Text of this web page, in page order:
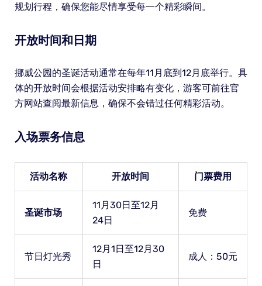
规划行程，确保您能尽情享受每一个精彩瞬间。
开放时间和日期
挪威公园的圣诞活动通常在每年11月底到12月底举行。具
体的开放时间会根据活动安排略有变化，游客可前往官
方网站查阅最新信息，确保不会错过任何精彩活动。
入场票务信息
活动名称 开放时间 门票费用
圣诞市场
11月30日至12月
24日
免费
节日灯光秀
12月1日至12月30
日
成人：50元